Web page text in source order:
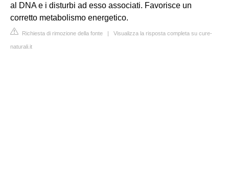
al DNA e i disturbi ad esso associati. Favorisce un
corretto metabolismo energetico.
Richiesta di rimozione della fonte | Visualizza la risposta completa su cure-
naturali.it